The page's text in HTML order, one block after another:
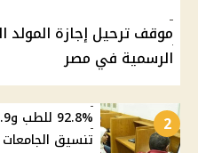
الرسمية في مصر
2
تنسيق الجامعات 2026 وأماكن المرحلة الثانية